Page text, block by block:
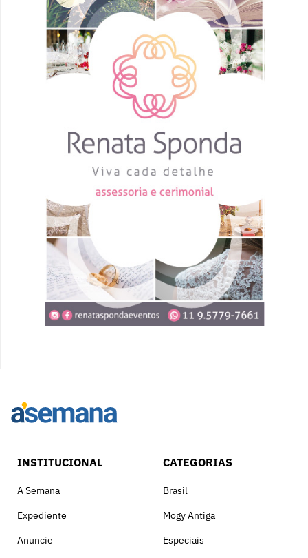
INSTITUCIONAL
A Semana
Expediente
Anuncie
CATEGORIAS
Brasil
Mogy Antiga
Especiais